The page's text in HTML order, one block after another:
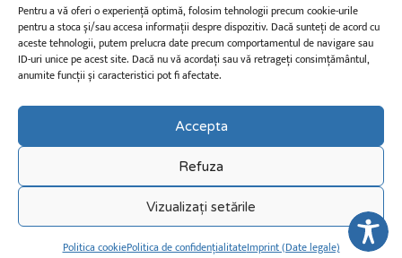
Pentru a vă oferi o experiență optimă, folosim tehnologii precum cookie-urile
pentru a stoca și/sau accesa informații despre dispozitiv. Dacă sunteți de acord cu
aceste tehnologii, putem prelucra date precum comportamentul de navigare sau
ID-uri unice pe acest site. Dacă nu vă acordați sau vă retrageți consimțământul,
anumite funcții și caracteristici pot fi afectate.
Accepta
Refuza
Vizualizați setările
Politica cookiePolitica de confidențialitateImprint (Date legale)
A-5101 Bergheim
info@sanicus.at
+43 662 260 26
Drepturi de autor © 2026 sanicus.de